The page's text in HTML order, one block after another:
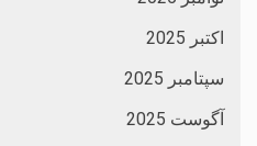
اکتبر 2025
سپتامبر 2025
آگوست 2025